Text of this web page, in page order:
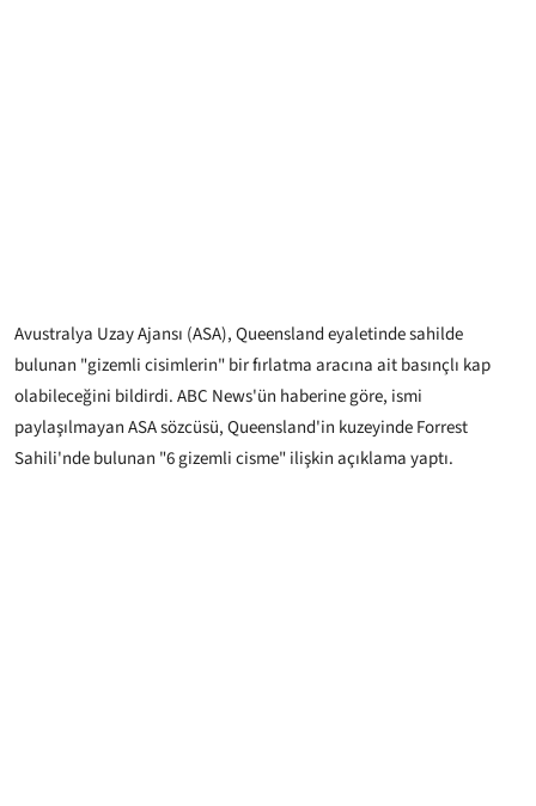
Avustralya Uzay Ajansı (ASA), Queensland eyaletinde sahilde
bulunan "gizemli cisimlerin" bir fırlatma aracına ait basınçlı kap
olabileceğini bildirdi. ABC News'ün haberine göre, ismi
paylaşılmayan ASA sözcüsü, Queensland'in kuzeyinde Forrest
Sahili'nde bulunan "6 gizemli cisme" ilişkin açıklama yaptı.